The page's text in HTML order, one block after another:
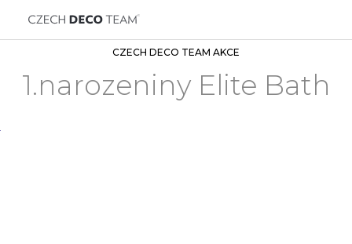
CZECH DECO TEAM AKCE
1.narozeniny Elite Bath